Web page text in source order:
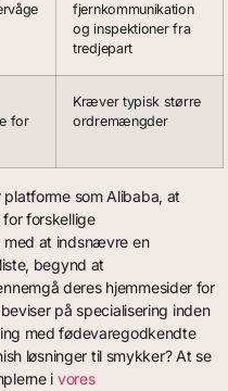
fjernkommunikation
og inspektioner fra
tredjepart
for
Kræver typisk større
ordremængder
som Alibaba, at
forskellige
at indsnævre en
begynd at
deres hjemmesider for
på specialisering inden
med fødevaregodkendte
løsninger til smykker? At se
i vores